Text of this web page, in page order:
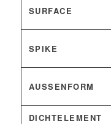
SURFACE
SPIKE
AUSSENFORM
DICHTELEMENT